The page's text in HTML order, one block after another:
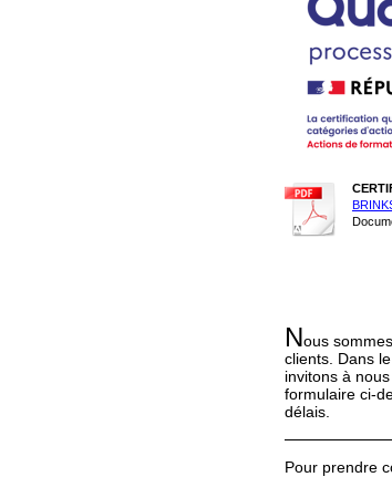
Nous
clients. Dans
invitons à
formulaire ci-
délais.
Pour prendre